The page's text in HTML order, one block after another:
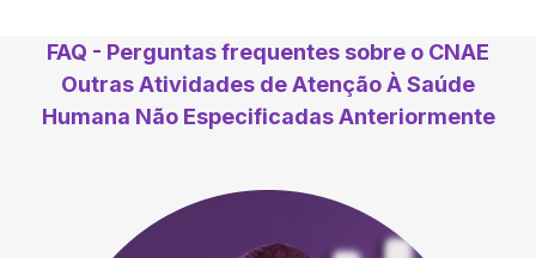
FAQ - Perguntas frequentes sobre o CNAE
Outras Atividades de Atenção À Saúde
Humana Não Especificadas Anteriormente